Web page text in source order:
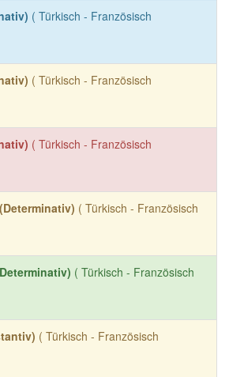
( Türkisch - Französisch
( Türkisch - Französisch
( Türkisch - Französisch
( Türkisch - Französisch
( Türkisch - Französisch
( Türkisch - Französisch